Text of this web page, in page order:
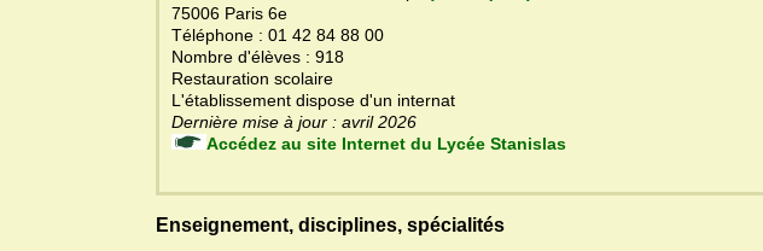
75006 Paris 6e
Téléphone : 01 42 84 88 00
Nombre d'élèves : 918
Restauration scolaire
L'établissement dispose d'un internat
Dernière mise à jour : avril 2026
Accédez au site Internet du Lycée Stanislas
Enseignement, disciplines, spécialités